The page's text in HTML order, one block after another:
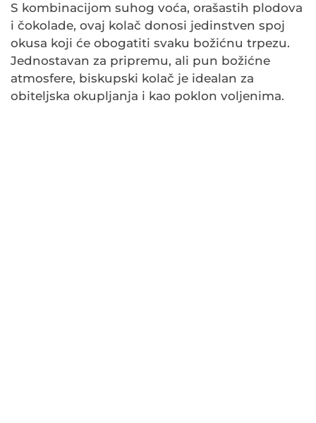
S kombinacijom suhog voća, orašastih plodova
i čokolade, ovaj kolač donosi jedinstven spoj
okusa koji će obogatiti svaku božićnu trpezu.
Jednostavan za pripremu, ali pun božićne
atmosfere, biskupski kolač je idealan za
obiteljska okupljanja i kao poklon voljenima.